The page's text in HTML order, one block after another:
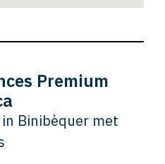
Premium
Binibèquer met